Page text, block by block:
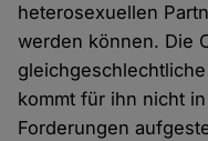
heterosexuellen
werden können. Die
kommt für ihn nicht
Forderungen